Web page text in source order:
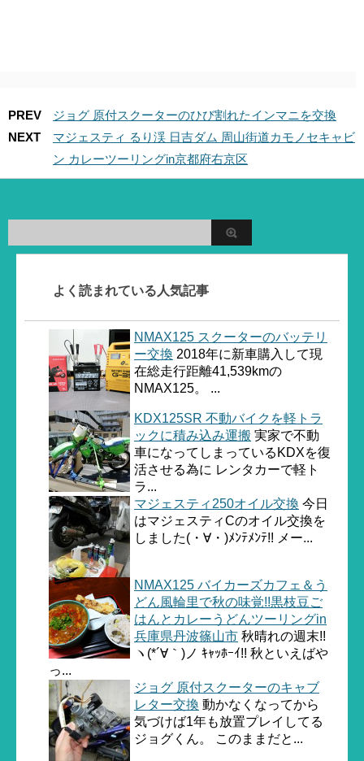
PREV
ジョグ 原付スクーターのひび割れたインマニを交換
NEXT
マジェスティ るり渓 日吉ダム 周山街道カモノセキャビ
ン カレーツーリングin京都府右京区
よく読まれている人気記事
NMAX125 スクーターのバッテリ
ー交換 2018年に新車購入して現
在総走行距離41,539kmの
NMAX125。 ...
KDX125SR 不動バイクを軽トラ
ックに積み込み運搬 実家で不動
車になってしまっているKDXを復
活させる為に レンタカーで軽ト
ラ...
マジェスティ250オイル交換 今日
はマジェスティCのオイル交換を
しました(・∀・)ﾒﾝﾃﾒﾝﾃ!! メー...
NMAX125 バイカーズカフェ＆う
どん風輪里で秋の味覚!!黒枝豆ご
はんとカレーうどんツーリングin
兵庫県丹波篠山市 秋晴れの週末!!
ヽ(*´∀｀)ノ ｷｬｯﾎｰｲ!! 秋といえばや
っ...
ジョグ 原付スクーターのキャブ
レター交換 動かなくなってから
気づけば1年も放置プレイしてる
ジョグくん。 このままだと...